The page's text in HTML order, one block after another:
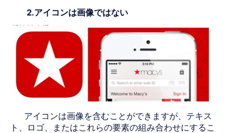
2.アイコンは画像ではない
アイコンは画像を含むことができますが、テキス
ト、
ロゴ、またはこれらの要素の組み合わせにするこ